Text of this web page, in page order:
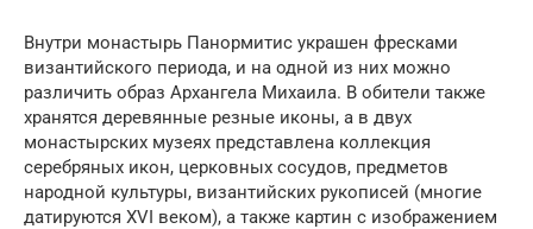
Внутри монастырь Панормитис украшен фресками
византийского периода, и на одной из них можно
различить образ Архангела Михаила. В обители также
хранятся деревянные резные иконы, а в двух
монастырских музеях представлена коллекция
серебряных икон, церковных сосудов, предметов
народной культуры, византийских рукописей (многие
датируются XVI веком), а также картин с изображением